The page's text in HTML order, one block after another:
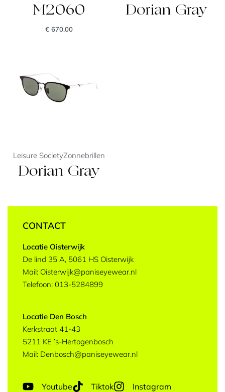
M2060
€670,00
Dorian Gray
Leisure SocietyZonnebrillen
Dorian Gray
CONTACT
Locatie Oisterwijk
De lind 35 A, 5061 HS Oisterwijk
Mail: Oisterwijk@paniseyewear.nl
Telefoon: 013-5284899
Locatie Den Bosch
Kerkstraat 41-43
5211 KE ’s-Hertogenbosch
Mail: Denbosch@paniseyewear.nl
Youtube Tiktok
Instagram